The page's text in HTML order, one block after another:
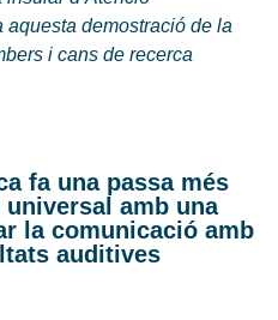
demostració de la
i cans de recerca
fa una passa més
amb una
la comunicació amb
auditives